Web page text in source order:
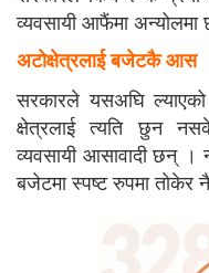
व्यवसायी आफैंमा अन्योलमा
अटोक्षेत्रलाई बजेटकै आस
सरकारले यसअघि ल्याएको
क्षेत्रलाई त्यति छुन
व्यवसायी आसावादी छन् ।
बजेटमा स्पष्ट रुपमा तोकेर